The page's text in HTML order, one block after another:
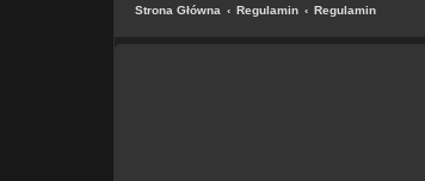
Strona Główna Regulamin Regulamin